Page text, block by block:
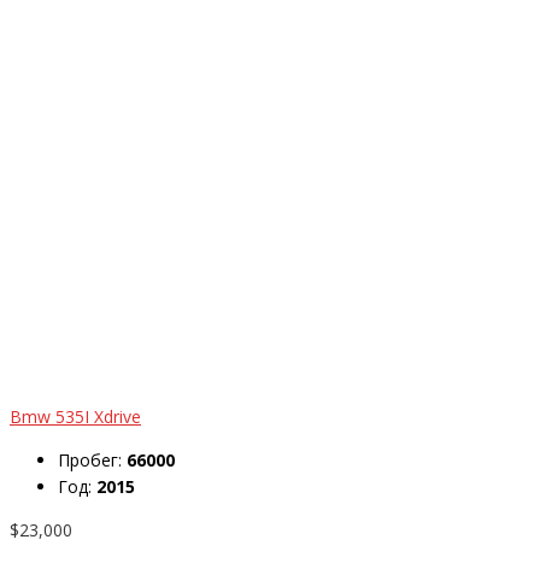
Bmw 535I Xdrive
Пробег: 66000
Год: 2015
$23,000